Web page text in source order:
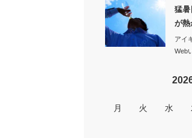
猛暑
が熱
アイ
Web
月 火 水